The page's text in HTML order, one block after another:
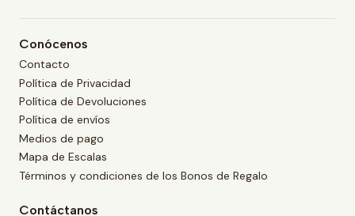
Conócenos
Contacto
Política de Privacidad
Política de Devoluciones
Política de envíos
Medios de pago
Mapa de Escalas
Términos y condiciones de los Bonos de Regalo
Contáctanos